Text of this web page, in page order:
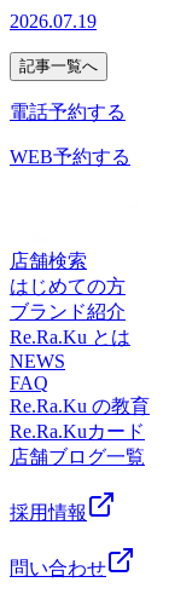
調整もできる場合
確認、会員情報
店〈営業時間〉＜
20時〈住所〉東京
2F〈電話〉03-
ませ。こちらは
ご予約変更やキャ
可能性がございま
ますので、ぜひお
https://reraku.jp/
を頂くため、会計
で、肩まわり・腰
は、リラク系ボデ
です。11:40～
重だるさが気にな
けの前後にもぜひ
合わせくださいま
https://reraku.jp/
ご利用のお客様は
を頂くため、会計
しています。
時半～21時 ＜土
川区中葛西5-42-3
2026.07.19
記事一覧へ
電話予約する
WEB予約する
店舗検索
はじめての方
ブランド紹介
Re.Ra.Ku とは
NEWS
FAQ
Re.Ra.Ku の教育
Re.Ra.Kuカード
店舗ブログ一覧
採用情報
問い合わせ